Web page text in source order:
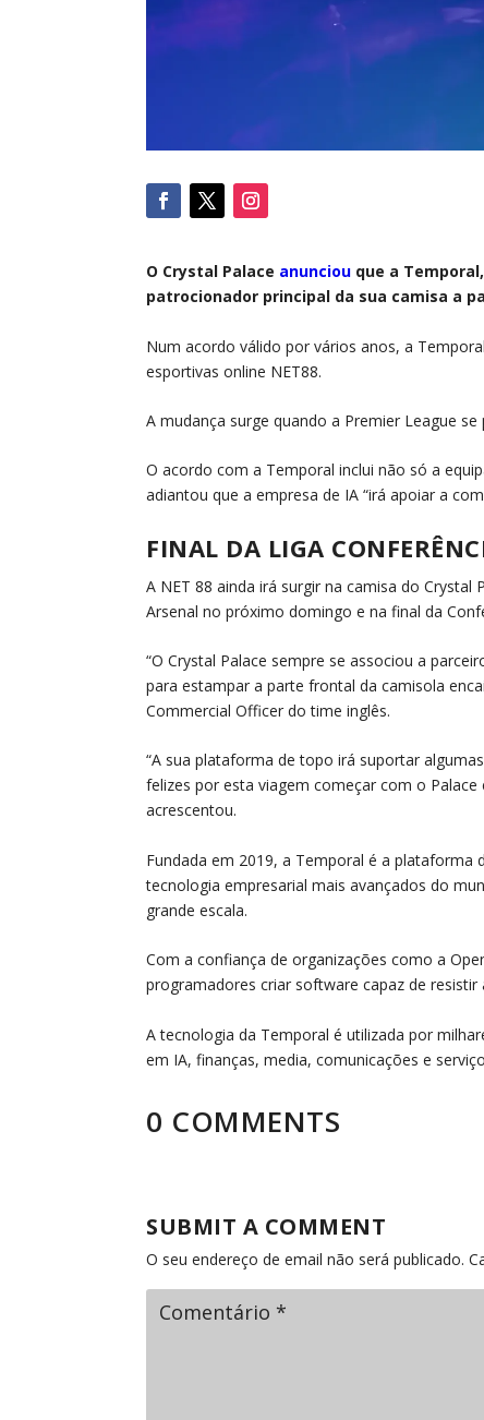
O Crystal Palace anunciou que a
patrocionador principal da sua camisa a
Num acordo válido por vários anos, a
esportivas online NET88.
A mudança surge quando a Premier League
O acordo com a Temporal inclui não só a
adiantou que a empresa de IA “irá apoiar a
FINAL DA LIGA
A NET 88 ainda irá surgir na camisa do
Arsenal no próximo domingo e na final da
“O Crystal Palace sempre se associou a
para estampar a parte frontal da camisola
Commercial Officer do time inglês.
“A sua plataforma de topo irá suportar
felizes por esta viagem começar com o
acrescentou.
Fundada em 2019, a Temporal é a
tecnologia empresarial mais avançados do
grande escala.
Com a confiança de organizações como a
programadores criar software capaz de
A tecnologia da Temporal é utilizada por
em IA, finanças, media, comunicações e
0 COMMENTS
SUBMIT A COMMENT
O seu endereço de email não será publicado.